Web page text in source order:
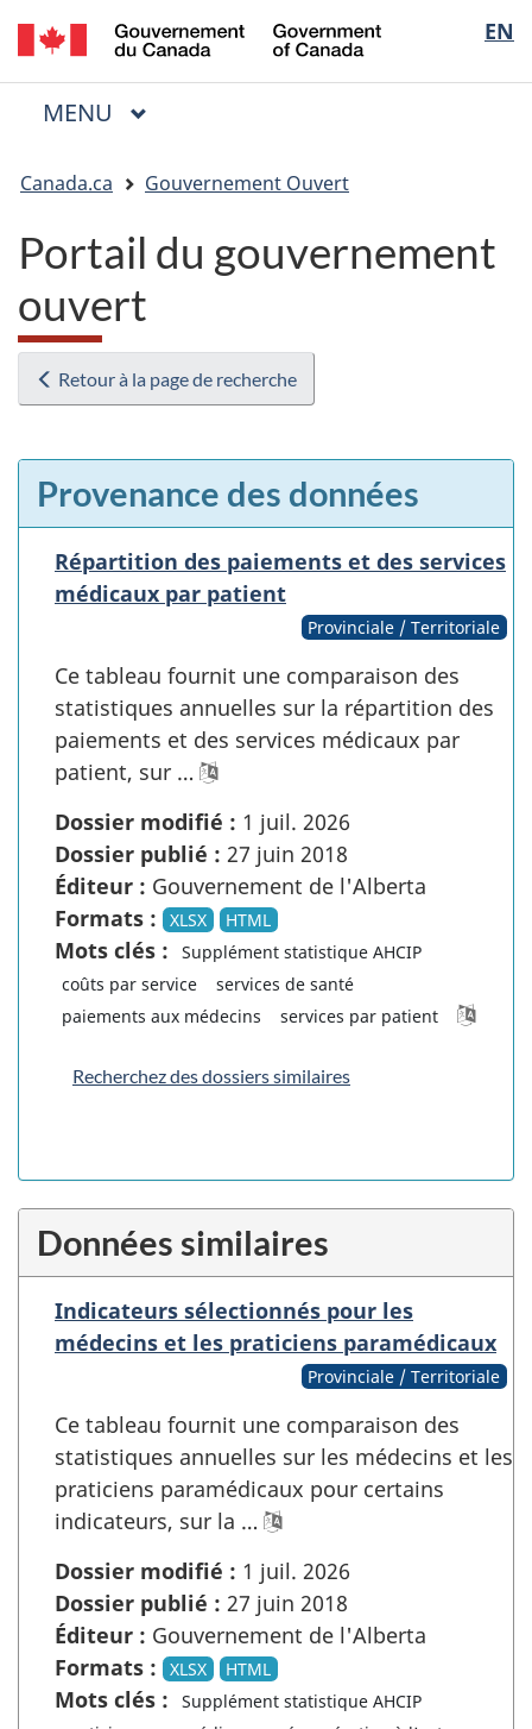
Passer
au
contenu
Passer
à
« Au
Passer
à
la
EN
of
Menu
MENU PRINCIPAL
êtes
ici
Canada.ca Gouvernement Ouvert
Portail du gouvernement
ouvert
Retour à la page de recherche
Provenance des données
Répartition des paiements et des services
médicaux par patient
Provinciale / Territoriale
Ce tableau fournit une comparaison des
statistiques annuelles sur la répartition des
paiements et des services médicaux par
patient, sur …
Dossier modifié : 1 juil. 2026
Dossier publié : 27 juin 2018
Éditeur : Gouvernement de l'Alberta
Formats :
XLSX HTML
Mots clés :
Supplément statistique AHCIP
coûts par service
services de santé
paiements aux médecins
services par patient
Recherchez des dossiers similaires
Données similaires
Indicateurs sélectionnés pour les
médecins et les praticiens paramédicaux
Provinciale / Territoriale
Ce tableau fournit une comparaison des
statistiques annuelles sur les médecins et les
praticiens paramédicaux pour certains
indicateurs, sur la …
Dossier modifié : 1 juil. 2026
Dossier publié : 27 juin 2018
Éditeur : Gouvernement de l'Alberta
Formats :
XLSX HTML
Mots clés :
Supplément statistique AHCIP